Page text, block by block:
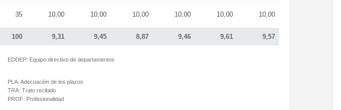
100 9,31 9,45 8,87 9,46 9,61 9,57
35 10,00 10,00 10,00 10,00 10,00 10,00
EDDEP: Equipo directivo de departamentos
PLA: Adecuación de los plazos
TRA: Trato recibido
PROF: Profesionalidad